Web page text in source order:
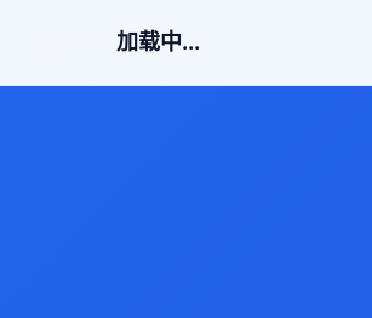
加载中...